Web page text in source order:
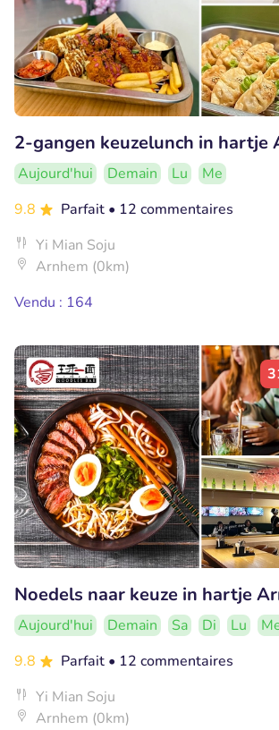
2-gangen keuzelunch in hartje
Aujourd'hui Demain Lu
Me
9.8
Parfait • 12 commentaires
Yi Mian Soju
Arnhem (0km)
Vendu : 164
Noedels naar keuze in hartje
Aujourd'hui Demain Sa Di Lu
9.8
Parfait • 12 commentaires
Yi Mian Soju
Arnhem (0km)